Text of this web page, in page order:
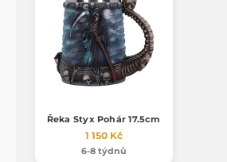
Řeka Styx Pohár 17.5cm
1 150 Kč
6-8 týdnů